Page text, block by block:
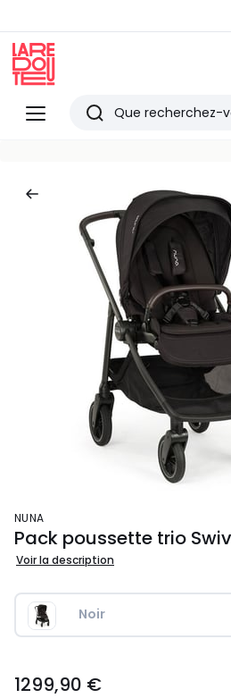
Menu
Redoute
Rechercher
NUNA
Pack poussette trio
Voir la description
Noir
€.
1299,90 €